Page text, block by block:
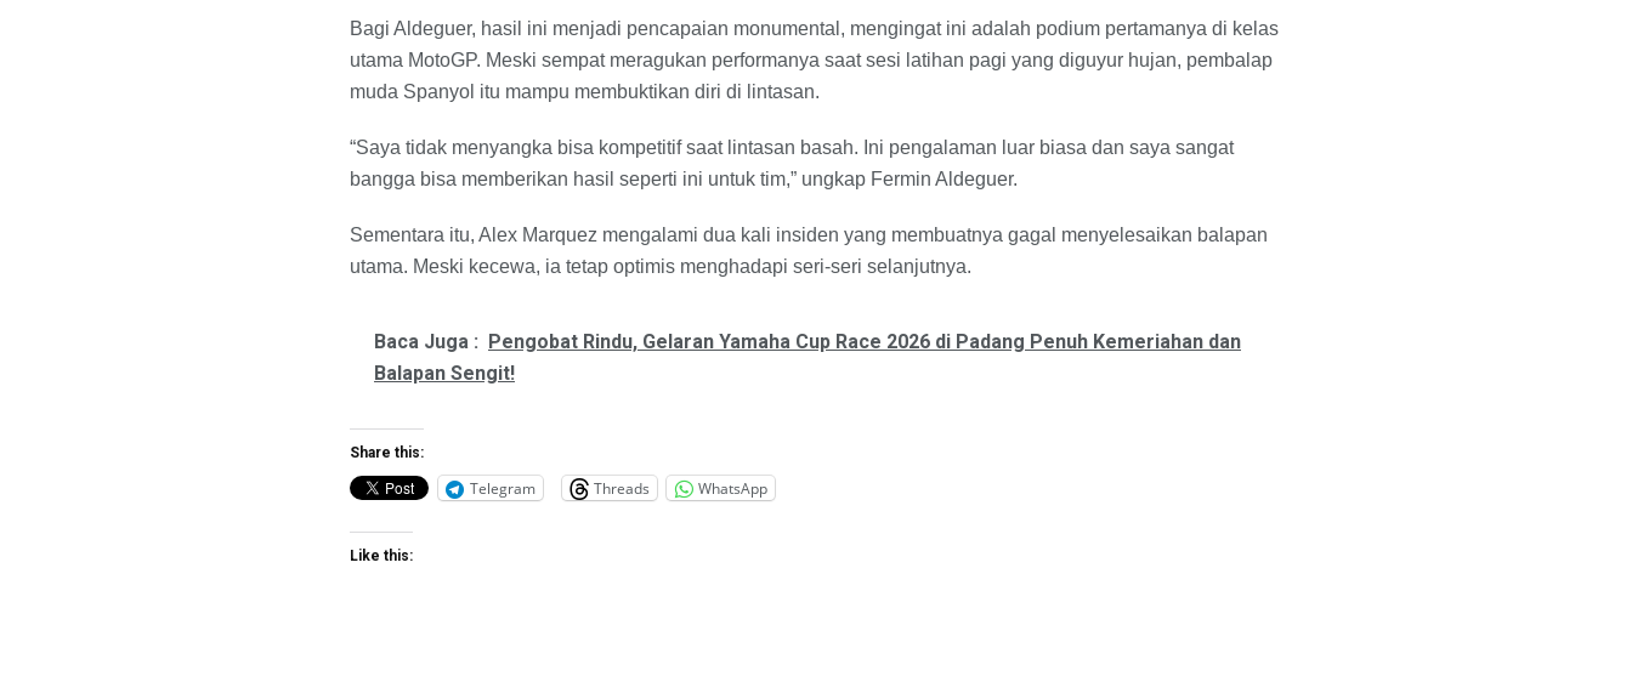
Bagi Aldeguer, hasil ini menjadi pencapaian monumental, mengingat ini adalah podium pertamanya di kelas
utama MotoGP. Meski sempat meragukan performanya saat sesi latihan pagi yang diguyur hujan, pembalap
muda Spanyol itu mampu membuktikan diri di lintasan.
“Saya tidak menyangka bisa kompetitif saat lintasan basah. Ini pengalaman luar biasa dan saya sangat
bangga bisa memberikan hasil seperti ini untuk tim,” ungkap Fermin Aldeguer.
Sementara itu, Alex Marquez mengalami dua kali insiden yang membuatnya gagal menyelesaikan balapan
utama. Meski kecewa, ia tetap optimis menghadapi seri-seri selanjutnya.
Baca Juga :
Pengobat Rindu, Gelaran Yamaha Cup Race 2026 di Padang Penuh Kemeriahan dan
Balapan Sengit!
Share this:
Telegram Threads WhatsApp
Like this: